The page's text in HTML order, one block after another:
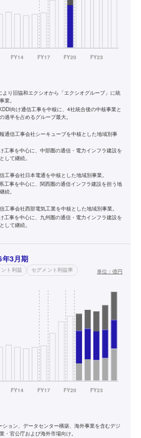
り旧協和エクシオから「エクシオグループ」に統
業。
向け通信工事を中核に、4社統合後の中核事業と
過半を占めるグループ最大。
通信工事会社シーキューブを中核とした地域別事
工事を中心に、中部圏の通信・電力インフラ建設を
して継続。
工事会社日本電通を中核とした地域別事業。
工事を中心に、関西圏の通信インフラ建設を担う地
続。
工事会社西部電気工業を中核とした地域別事業。
工事を中心に、九州圏の通信・電力インフラ建設を
して継続。
3月期
ント利益 セグメント利益率 単位： 億円
ション、データセンター構築、海外事業を含むデジ
・官公庁および海外市場向け。